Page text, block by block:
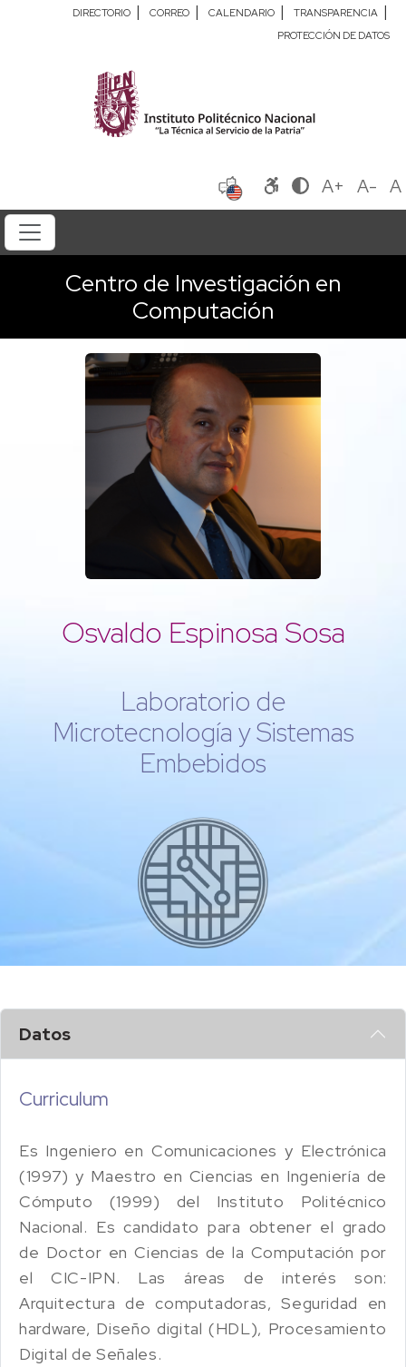
DIRECTORIO | CORREO | CALENDARIO | TRANSPARENCIA |
PROTECCIÓN DE DATOS
A+ A- A
Centro de Investigación en
Computación
Osvaldo Espinosa Sosa
Laboratorio de
Microtecnología y Sistemas
Embebidos
Datos
Curriculum
Es Ingeniero en Comunicaciones y Electrónica
(1997) y Maestro en Ciencias en Ingeniería de
Cómputo (1999) del Instituto Politécnico
Nacional. Es candidato para obtener el grado
de Doctor en Ciencias de la Computación por
el CIC-IPN. Las áreas de interés son:
Arquitectura de computadoras, Seguridad en
hardware, Diseño digital (HDL), Procesamiento
Digital de Señales.